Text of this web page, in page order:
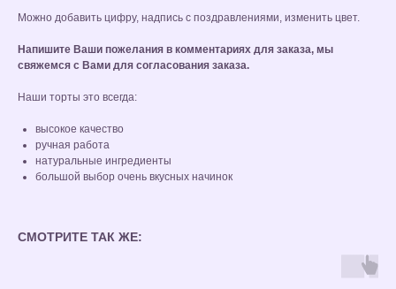
Можно добавить цифру, надпись с поздравлениями, изменить цвет.
Напишите Ваши пожелания в комментариях для заказа, мы
свяжемся с Вами для согласования заказа.
Наши торты это всегда:
высокое качество
ручная работа
натуральные ингредиенты
большой выбор очень вкусных начинок
СМОТРИТЕ ТАК ЖЕ: